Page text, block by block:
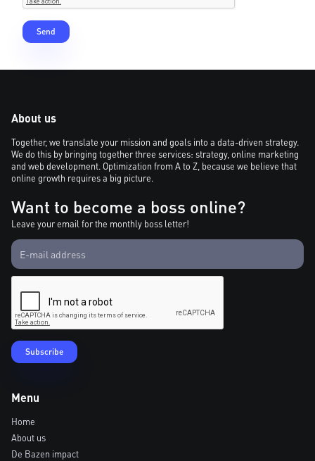
About us
Together, we translate your mission and goals into a data-driven strategy.
We do this by bringing together three services: strategy, online marketing
and web development. Optimization from A to Z, because we believe that
online growth requires a big picture.
Want to become a boss online?
Leave your email for the monthly boss letter!
Menu
Home
About us
De Bazen impact